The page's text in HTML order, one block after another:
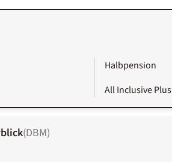
Halbpension
All Inclusive Plus
(DBM)